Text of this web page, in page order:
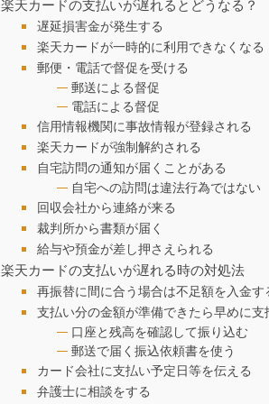
楽天カードの支払いが遅れるとどうなる？
遅延損害金が発生する
楽天カードが一時的に利用できなくなる
郵便・電話で督促を受ける
郵送による督促
電話による督促
信用情報機関に事故情報が登録される
楽天カードが強制解約される
自宅訪問の通知が届くことがある
自宅への訪問は違法行為ではない
回収会社から連絡が来る
裁判所から書類が届く
給与や預金が差し押さえられる
楽天カードの支払いが遅れる時の対処法
再振替に間に合う場合は不足額を入金す
支払い分の金額が準備できたら早めに支
口座と残高を確認して振り込む
郵送で届く振込依頼書を使う
カード会社に支払い予定日等を伝える
弁護士に相談をする